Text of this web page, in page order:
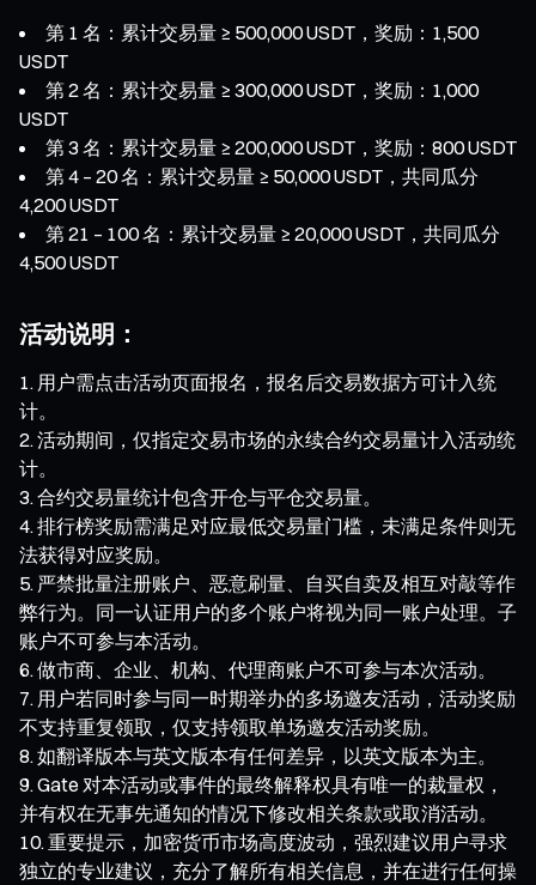
第 1 名：累计交易量 ≥ 500,000 USDT，奖励：1,500
USDT
第 2 名：累计交易量 ≥ 300,000 USDT，奖励：1,000
USDT
第 3 名：累计交易量 ≥ 200,000 USDT，奖励：800 USDT
第 4 – 20 名：累计交易量 ≥ 50,000 USDT，共同瓜分
4,200 USDT
第 21 – 100 名：累计交易量 ≥ 20,000 USDT，共同瓜分
4,500 USDT
活动说明：
用户需点击活动页面报名，报名后交易数据方可计入统
计。
活动期间，仅指定交易市场的永续合约交易量计入活动统
计。
合约交易量统计包含开仓与平仓交易量。
排行榜奖励需满足对应最低交易量门槛，未满足条件则无
法获得对应奖励。
严禁批量注册账户、恶意刷量、自买自卖及相互对敲等作
弊行为。同一认证用户的多个账户将视为同一账户处理。子
账户不可参与本活动。
做市商、企业、机构、代理商账户不可参与本次活动。
用户若同时参与同一时期举办的多场邀友活动，活动奖励
不支持重复领取，仅支持领取单场邀友活动奖励。
如翻译版本与英文版本有任何差异，以英文版本为主。
Gate 对本活动或事件的最终解释权具有唯一的裁量权，
并有权在无事先通知的情况下修改相关条款或取消活动。
重要提示，加密货币市场高度波动，强烈建议用户寻求
独立的专业建议，充分了解所有相关信息，并在进行任何操